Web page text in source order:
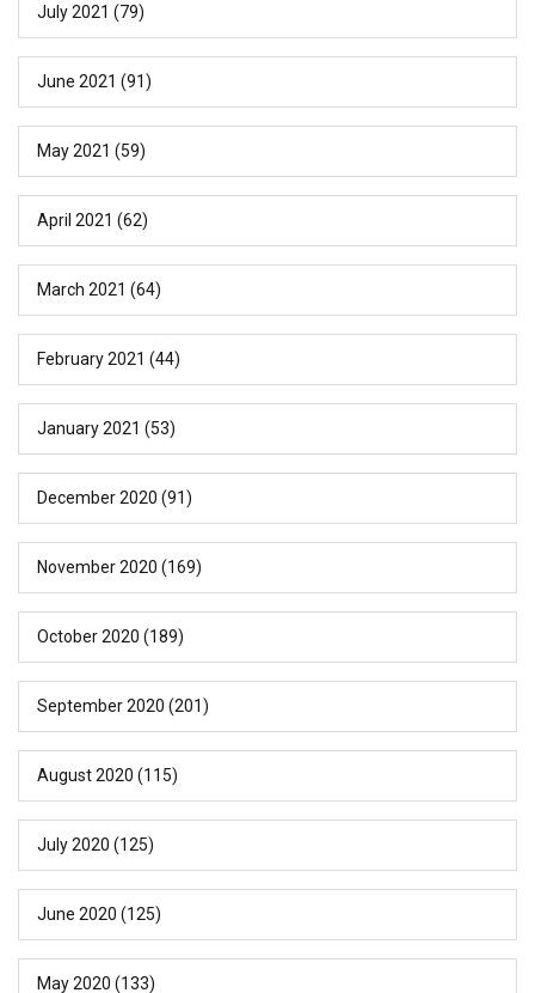
July 2021 (79)
June 2021 (91)
May 2021 (59)
April 2021 (62)
March 2021 (64)
February 2021 (44)
January 2021 (53)
December 2020 (91)
November 2020 (169)
October 2020 (189)
September 2020 (201)
August 2020 (115)
July 2020 (125)
June 2020 (125)
May 2020 (133)